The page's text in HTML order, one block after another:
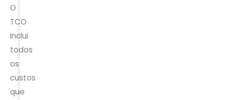
O
TCO
inclui
todos
os
custos
que